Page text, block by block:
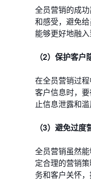
全员营销的成
和感受，避免
能够更好地融入
（2）保护客户
在全员营销过
客户信息时，
止信息泄露和滥
（3）避免过度
全员营销虽然
定合理的营销
务和客户关怀